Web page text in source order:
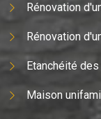
Rénovation
Rénovation
Etanchéité
Maison